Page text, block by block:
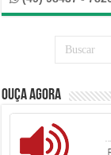
Ouça Agora